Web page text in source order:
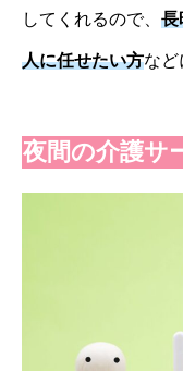
してくれるので、 長
人に任せたい方など
夜間の介護サ